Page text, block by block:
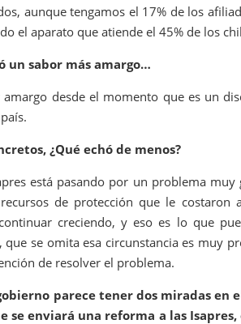
aunque tengamos el 17% de los
el aparato que atiende el 45% de los
un sabor más amargo…
desde el momento que es un
¿Qué echó de menos?
está pasando por un problema
de protección que le costaron
creciendo, y eso es lo que
que se omita esa circunstancia es muy
de resolver el problema.
parece tener dos miradas
se enviará una reforma a las